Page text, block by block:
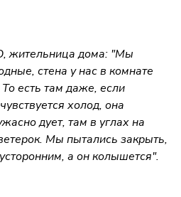
дома: "Мы
стена у нас в комнате
есть там даже, если
холод, она
дует, там в углах на
Мы пытались закрыть,
а он колышется".